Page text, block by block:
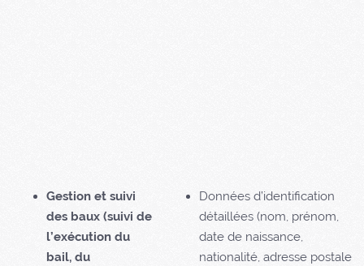
Gestion et suivi
des baux (suivi de
l’exécution du
bail, du
Données d’identification
détaillées (nom, prénom,
date de naissance,
nationalité, adresse postale,